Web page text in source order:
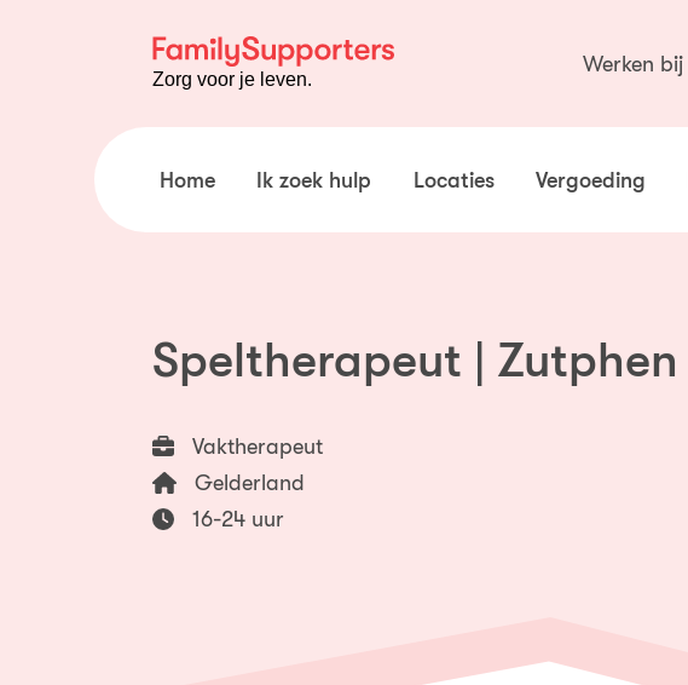
Zorg voor je leven.
Werken bij
Home Ik zoek hulp Locaties Vergoeding
Speltherapeut | Zutphen
Vaktherapeut
Gelderland
16-24 uur